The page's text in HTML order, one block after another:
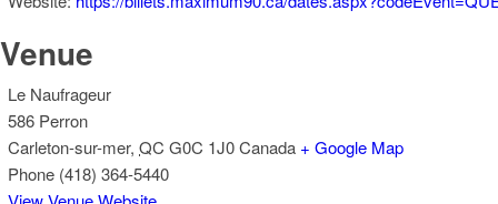
Venue
Le Naufrageur
586 Perron
Carleton-sur-mer, QC G0C 1J0Canada + Google Map
Phone (418) 364-5440